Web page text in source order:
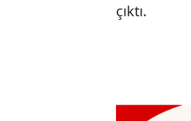
çıktı.